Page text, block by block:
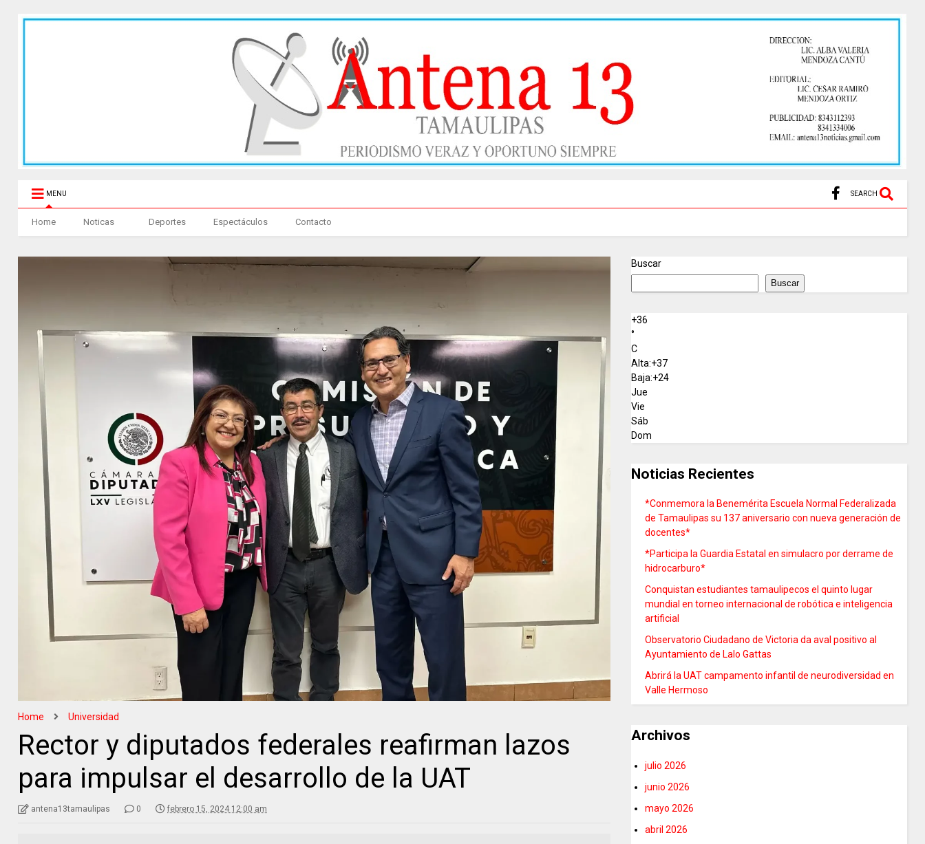
MENU SEARCH
Home Noticas Deportes Espectáculos Contacto
Home Universidad
Rector y diputados federales reafirman lazos
para impulsar el desarrollo de la UAT
antena13tamaulipas 0 febrero 15, 2024 12:00 am
Buscar
Buscar
+36
°
C
Alta:+37
Baja:+24
Jue
Vie
Sáb
Dom
Noticias Recientes
*Conmemora la Benemérita Escuela Normal Federalizada
de Tamaulipas su 137 aniversario con nueva generación de
docentes*
*Participa la Guardia Estatal en simulacro por derrame de
hidrocarburo*
Conquistan estudiantes tamaulipecos el quinto lugar
mundial en torneo internacional de robótica e inteligencia
artificial
Observatorio Ciudadano de Victoria da aval positivo al
Ayuntamiento de Lalo Gattas
Abrirá la UAT campamento infantil de neurodiversidad en
Valle Hermoso
Archivos
julio 2026
junio 2026
mayo 2026
abril 2026